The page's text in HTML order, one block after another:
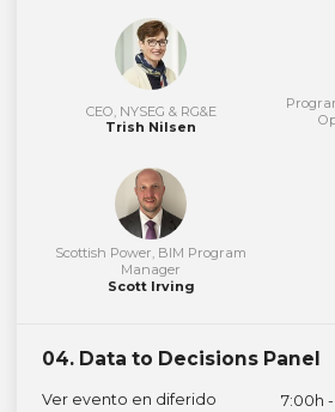
CEO, NYSEG & RG&E
Trish Nilsen
Scottish Power, BIM Program
Manager
Scott Irving
04. Data to Decisions Panel
Ver evento en diferido 7:00h